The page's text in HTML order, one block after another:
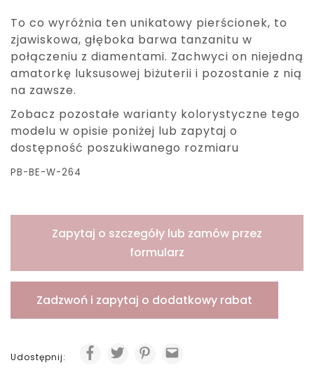
To co wyróżnia ten unikatowy pierścionek, to
zjawiskowa, głęboka barwa tanzanitu w
połączeniu z diamentami. Zachwyci on niejedną
amatorkę luksusowej biżuterii i pozostanie z nią
na zawsze.
Zobacz pozostałe warianty kolorystyczne tego
modelu w opisie poniżej lub zapytaj o
dostępność poszukiwanego rozmiaru
PB-BE-W-264
Zapytaj o szczegóły lub zamów przez
formularz
Zadzwoń i zapytaj o dodatkowy rabat
Udostępnij: